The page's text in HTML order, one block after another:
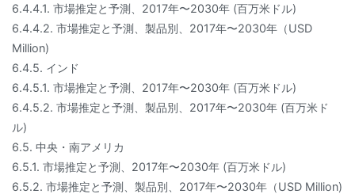
6.4.4.1. 市場推定と予測、2017年〜2030年 (百万米ドル)
6.4.4.2. 市場推定と予測、製品別、2017年〜2030年（USD
Million)
6.4.5. インド
6.4.5.1. 市場推定と予測、2017年〜2030年 (百万米ドル)
6.4.5.2. 市場推定と予測、製品別、2017年〜2030年 (百万米ド
ル)
6.5. 中央・南アメリカ
6.5.1. 市場推定と予測、2017年〜2030年 (百万米ドル)
6.5.2. 市場推定と予測、製品別、2017年〜2030年（USD Million)